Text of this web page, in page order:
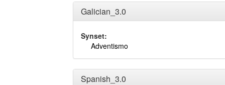
Galician_3.0
Synset:
Adventismo
Spanish_3.0